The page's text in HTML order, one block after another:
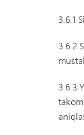
3.6.1
3.6.2
3.6.3